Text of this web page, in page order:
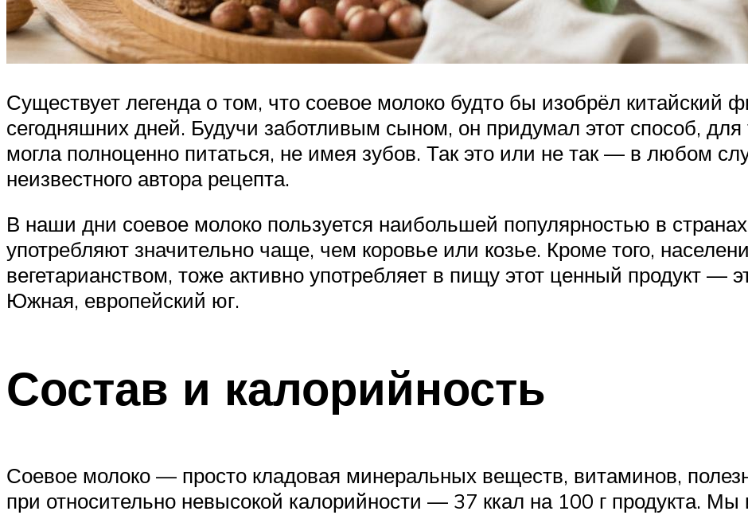
Существует легенда о том, что соевое молоко будто бы изобрёл
сегодняшних дней. Будучи заботливым сыном, он придумал этот способ, для
могла полноценно питаться, не имея зубов. Так это или не так — в любом
неизвестного автора рецепта.
В наши дни соевое молоко пользуется наибольшей популярностью в странах
употребляют значительно чаще, чем коровье или козье. Кроме того,
вегетарианством, тоже активно употребляет в пищу этот ценный продукт —
Южная, европейский юг.
Состав и калорийность
Соевое молоко — просто кладовая минеральных веществ, витаминов,
при относительно невысокой калорийности — 37 ккал на 100 г продукта.